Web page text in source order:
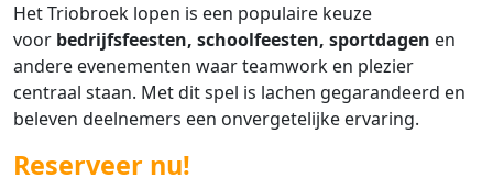
Het Triobroek lopen is een populaire keuze
voor bedrijfsfeesten, schoolfeesten, sportdagen en
andere evenementen waar teamwork en plezier
centraal staan. Met dit spel is lachen gegarandeerd en
beleven deelnemers een onvergetelijke ervaring.
Reserveer nu!